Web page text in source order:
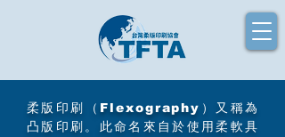
柔版印刷（Flexography）又稱為
凸版印刷。此命名來自於使用柔軟具